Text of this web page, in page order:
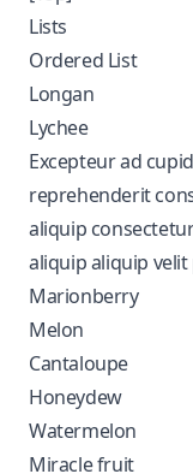
Lists
Ordered List
Longan
Lychee
Excepteur ad
reprehenderit
aliquip
aliquip aliquip
Marionberry
Melon
Cantaloupe
Honeydew
Watermelon
Miracle fruit